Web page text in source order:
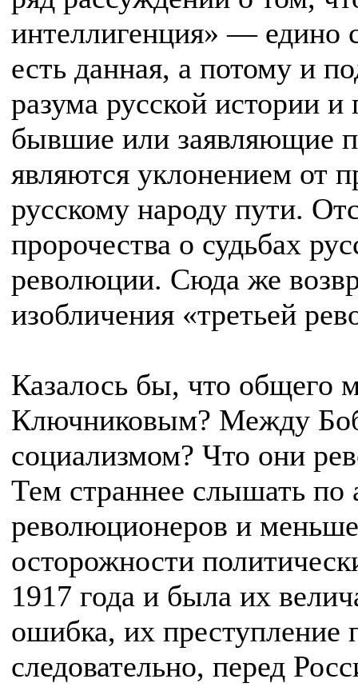
интеллигенция» — едино
есть данная, а потому и
разума русской истории
бывшие или заявляющие
являются уклонением от
русскому народу пути.
пророчества о судьбах
революции. Сюда же
изобличения «третьей
Казалось бы, что общего
Ключниковым? Между
социализмом? Что они
Тем страннее слышать по
революционеров и
осторожности
1917 года и была их
ошибка, их преступление
следовательно, перед